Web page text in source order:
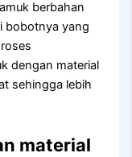
berbahan
bobotnya yang
dengan material
sehingga lebih
material